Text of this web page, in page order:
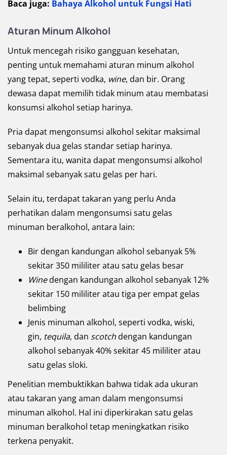
Baca juga: Bahaya Alkohol untuk Fungsi Hati
Aturan Minum Alkohol
Untuk mencegah risiko gangguan kesehatan,
penting untuk memahami aturan minum alkohol
yang tepat, seperti vodka, wine, dan bir. Orang
dewasa dapat memilih tidak minum atau membatasi
konsumsi alkohol setiap harinya.
Pria dapat mengonsumsi alkohol sekitar maksimal
sebanyak dua gelas standar setiap harinya.
Sementara itu, wanita dapat mengonsumsi alkohol
maksimal sebanyak satu gelas per hari.
Selain itu, terdapat takaran yang perlu Anda
perhatikan dalam mengonsumsi satu gelas
minuman beralkohol, antara lain:
Bir dengan kandungan alkohol sebanyak 5%
sekitar 350 mililiter atau satu gelas besar
Winedengan kandungan alkohol sebanyak 12%
sekitar 150 mililiter atau tiga per empat gelas
belimbing
Jenis minuman alkohol, seperti vodka, wiski,
gin, tequila, dan scotch dengan kandungan
alkohol sebanyak 40% sekitar 45 mililiter atau
satu gelas sloki.
Penelitian membuktikkan bahwa tidak ada ukuran
atau takaran yang aman dalam mengonsumsi
minuman alkohol. Hal ini diperkirakan satu gelas
minuman beralkohol tetap meningkatkan risiko
terkena penyakit.